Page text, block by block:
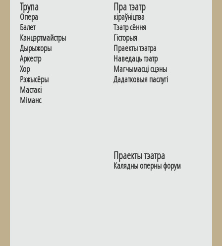
Трупа
Опера
Балет
Канцэртмайстры
Дырыжоры
Аркестр
Хор
Рэжысёры
Мастакі
Мiманс
Пра тэатр
кіраўніцтва
Тэатр сёння
Гiсторыя
Праекты тэатра
Наведаць тэатр
Магчымасцi сцэны
Дадаткoвыя паслугi
Праекты тэатра
Калядны оперны форум